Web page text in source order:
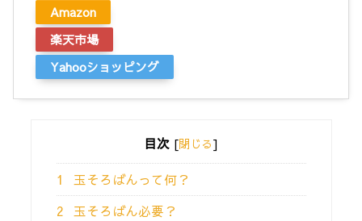
Amazon
楽天市場
Yahooショッピング
目次 [閉じる]
1
玉そろばんって何？
2
玉そろばん必要？